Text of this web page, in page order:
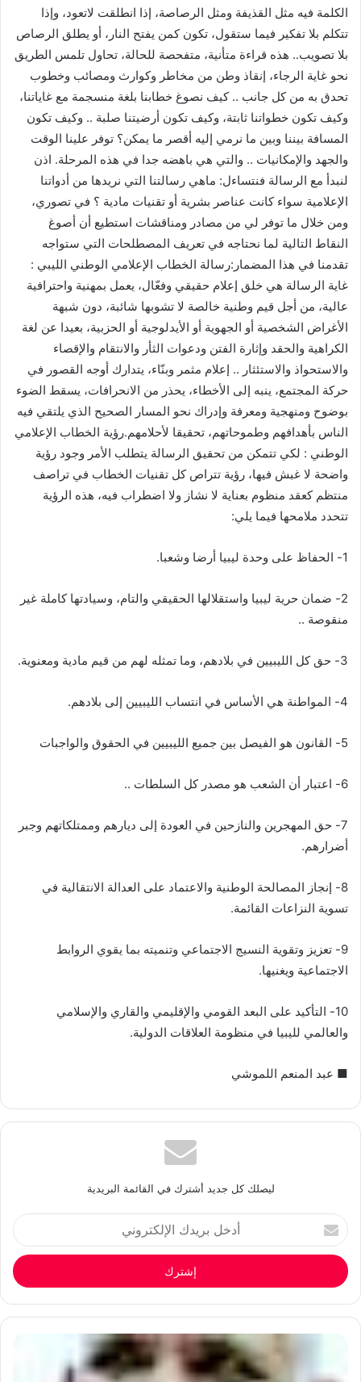
الكلمة فيه مثل القذيفة ومثل الرصاصة، إذا انطلقت لاتعود، وإذا
تتكلم بلا تفكير فيما ستقول، تكون كمن يفتح النار، أو يطلق الرصاص
بلا تصويب.. هذه قراءة متأنية، متفحصة للحالة، تحاول تلمس الطريق
نحو غاية الرجاء، إنقاذ وطن من مخاطر وكوارث ومصائب وخطوب
تحدق به من كل جانب .. كيف نصوغ خطابنا بلغة منسجمة مع غاياتنا،
وكيف تكون خطواتنا ثابتة، وكيف تكون أرضيتنا صلبة .. وكيف تكون
المسافة بيننا وبين ما نرمي إليه أقصر ما يمكن؟ توفر علينا الوقت
والجهد والإمكانيات .. والتي هي باهضه جدا في هذه المرحلة. اذن
لنبدأ مع الرسالة فنتساءل: ماهي رسالتنا التي نريدها من أدواتنا
الإعلامية سواء كانت عناصر بشرية أو تقنيات مادية ؟ في تصوري،
ومن خلال ما توفر لي من مصادر ومناقشات استطيع أن أصوغ
النقاط التالية لما نحتاجه في تعريف المصطلحات التي ستواجه
تقدمنا في هذا المضمار:رسالة الخطاب الإعلامي الوطني الليبي :
غاية الرسالة هي خلق إعلام حقيقي وفعّال، يعمل بمهنية واحترافية
عالية، من أجل قيم وطنية خالصة لا تشوبها شائبة، دون شبهة
الأغراض الشخصية أو الجهوية أو الأيدلوجية أو الحزبية، بعيدا عن لغة
الكراهية والحقد وإثارة الفتن ودعوات الثأر والانتقام والإقصاء
والاستحواذ والاستئثار .. إعلام مثمر وبنّاء، يتدارك أوجه القصور في
حركة المجتمع، ينبه إلى الأخطاء، يحذر من الانحرافات، يسقط الضوء
بوضوح ومنهجية ومعرفة وإدراك نحو المسار الصحيح الذي يلتقي فيه
الناس بأهدافهم وطموحاتهم، تحقيقا لأحلامهم.رؤية الخطاب الإعلامي
الوطني : لكي تتمكن من تحقيق الرسالة يتطلب الأمر وجود رؤية
واضحة لا غبش فيها، رؤية تتراص كل تقنيات الخطاب في تراصف
منتظم كعقد منظوم بعناية لا نشاز ولا اضطراب فيه، هذه الرؤية
تتحدد ملامحها فيما يلي:
1- الحفاظ على وحدة ليبيا أرضا وشعبا.
2- ضمان حرية ليبيا واستقلالها الحقيقي والتام، وسيادتها كاملة غير
منقوصة ..
3- حق كل الليبيين في بلادهم، وما تمثله لهم من قيم مادية ومعنوية.
4- المواطنة هي الأساس في انتساب الليبيين إلى بلادهم.
5- القانون هو الفيصل بين جميع الليبيين في الحقوق والواجبات
6- اعتبار أن الشعب هو مصدر كل السلطات ..
7- حق المهجرين والنازحين في العودة إلى ديارهم وممتلكاتهم وجبر
أضرارهم.
8- إنجاز المصالحة الوطنية والاعتماد على العدالة الانتقالية في
تسوية النزاعات القائمة.
9- تعزيز وتقوية النسيج الاجتماعي وتنميته بما يقوي الروابط
الاجتماعية ويغنيها.
10- التأكيد على البعد القومي والإقليمي والقاري والإسلامي
والعالمي لليبيا في منظومة العلاقات الدولية.
■ عبد المنعم اللموشي
ليصلك كل جديد أشترك في القائمة البريدية
أدخل
بريدك
الإلكتروني